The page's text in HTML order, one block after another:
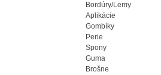
Bordúry/Lemy
Aplikácie
Gombíky
Perie
Spony
Guma
Brošne